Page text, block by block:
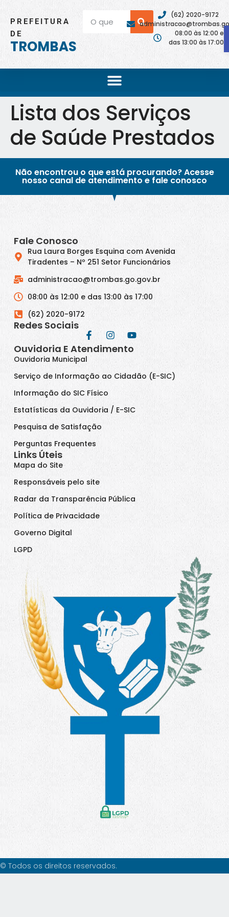
PREFEITURA
DE
TROMBAS
(62) 2020-9172
08:00 às 12:00 e
das 13:00 às 17:00
Lista dos Serviços
de Saúde Prestados
Não encontrou o que está procurando? Acesse
nosso canal de atendimento e fale conosco
Fale Conosco
Rua Laura Borges Esquina com Avenida
Tiradentes – Nº 251 Setor Funcionários
administracao@trombas.go.gov.br
08:00 às 12:00 e das 13:00 às 17:00
(62) 2020-9172
Redes Sociais
Ouvidoria E Atendimento
Ouvidoria Municipal
Serviço de Informação ao Cidadão (E-SIC)
Informação do SIC Físico
Estatísticas da Ouvidoria / E-SIC
Pesquisa de Satisfação
Perguntas Frequentes
Links Úteis
Mapa do Site
Responsáveis pelo site
Radar da Transparência Pública
Política de Privacidade
Governo Digital
LGPD
© Todos os direitos reservados.